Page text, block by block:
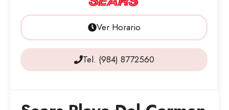
Ver Horario
Tel. (984) 8772560